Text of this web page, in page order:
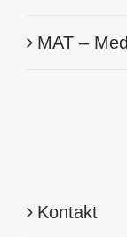
MAT –
Kontakt